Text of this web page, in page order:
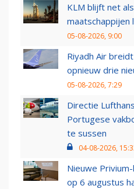
KLM blijft net
maatschappijen
05-08-2026, 9:00
Riyadh Air
opnieuw drie
05-08-2026, 7:29
Directie
Portugese
te sussen
04-08-2026,
Nieuwe
op 6 augustus